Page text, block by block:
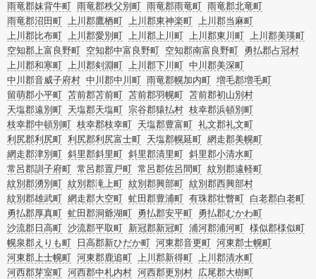
雨竜郡妹背牛町 雨竜郡秩父別町 雨竜郡雨竜町 雨竜郡北竜町
雨竜郡沼田町 上川郡鷹栖町 上川郡東神楽町 上川郡当麻町
上川郡比布町 上川郡愛別町 上川郡上川町 上川郡東川町 上川郡美瑛町
空知郡上富良野町 空知郡中富良野町 空知郡南富良野町 勇払郡占冠村
上川郡和寒町 上川郡剣淵町 上川郡下川町 中川郡美深町
中川郡音威子府村 中川郡中川町 雨竜郡幌加内町 増毛郡増毛町
留萌郡小平町 苫前郡苫前町 苫前郡羽幌町 苫前郡初山別村
天塩郡遠別町 天塩郡天塩町 宗谷郡猿払村 枝幸郡浜頓別町
枝幸郡中頓別町 枝幸郡枝幸町 天塩郡豊富町 礼文郡礼文町
利尻郡利尻町 利尻郡利尻富士町 天塩郡幌延町 網走郡美幌町
網走郡津別町 斜里郡斜里町 斜里郡清里町 斜里郡小清水町
常呂郡訓子府町 常呂郡置戸町 常呂郡佐呂間町 紋別郡遠軽町
紋別郡湧別町 紋別郡滝上町 紋別郡興部町 紋別郡西興部村
紋別郡雄武町 網走郡大空町 虻田郡豊浦町 有珠郡壮瞥町 白老郡白老町
勇払郡厚真町 虻田郡洞爺湖町 勇払郡安平町 勇払郡むかわ町
沙流郡日高町 沙流郡平取町 新冠郡新冠町 浦河郡浦河町 様似郡様似町
幌泉郡えりも町
日高郡新ひだか町 河東郡音更町 河東郡士幌町
河東郡上士幌町 河東郡鹿追町 上川郡新得町 上川郡清水町
河西郡芽室町 河西郡中札内村 河西郡更別村 広尾郡大樹町